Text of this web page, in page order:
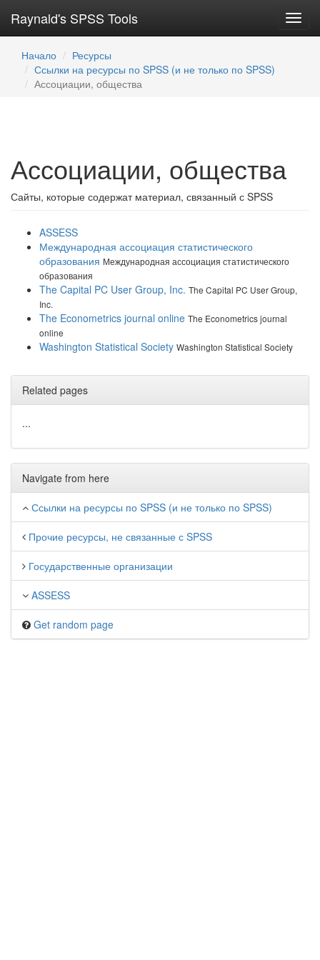
Raynald's SPSS Tools
Начало
Ресурсы
Ссылки на ресурсы по SPSS (и не только по SPSS)
Ассоциации, общества
Ассоциации, общества
Сайты, которые содержат материал, связанный с SPSS
ASSESS
Международная ассоциация статистического
образования Международная ассоциация статистического
образования
The Capital PC User Group, Inc. The Capital PC User Group,
Inc.
The Econometrics journal online The Econometrics journal
online
Washington Statistical Society Washington Statistical Society
Related pages
...
Navigate from here
Ссылки на ресурсы по SPSS (и не только по SPSS)
Прочие ресурсы, не связанные с SPSS
Государственные организации
ASSESS
Get random page